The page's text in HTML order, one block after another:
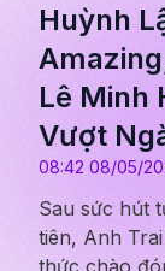
Huỳnh
Lê Minh
Vượt
08:42 08/05/
Sau sức hút
tiên, Anh
thức chào